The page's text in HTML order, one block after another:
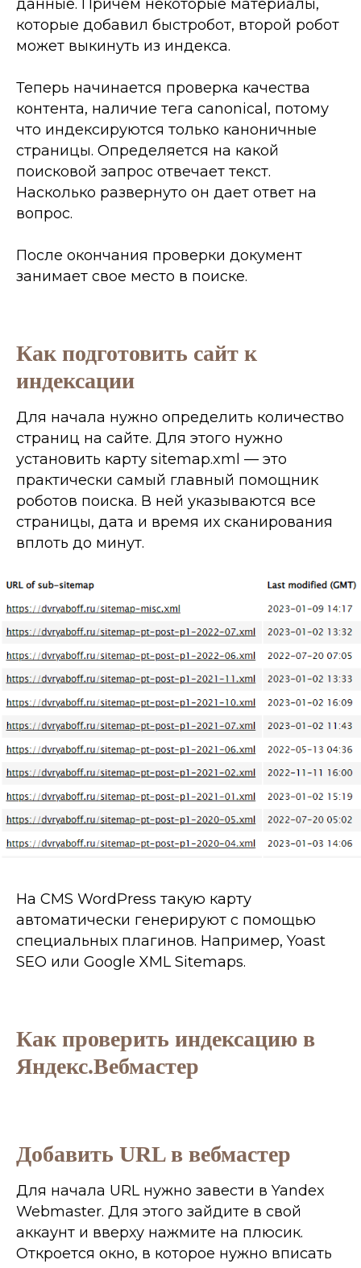
Урок "Как я
давал
гарантии на
SEO"
Этап № 4
Позиционка,
выход в ТОП
Главный этап курса! В рамках
этого занятия я покажу как
Когда страницы с виду и в
порядке,
Результат
Сайт подтянется
по позициям и
покажет рост
Продолжительность
урока 42 мин 03 сек
Спикер курса
Антон Маркин и я
покажу тебе
2023 года
Еще не знаком со мной?
Посмотри это видео
Бонус № 1
SEO чек-лист из
SEO
данные. Причем некоторые материалы,
которые добавил быстробот, второй робот
может выкинуть из индекса.
Теперь начинается проверка качества
контента, наличие тега canonical, потому
что индексируются только каноничные
страницы. Определяется на какой
поисковой запрос отвечает текст.
Насколько развернуто он дает ответ на
вопрос.
После окончания проверки документ
занимает свое место в поиске.
Как подготовить сайт к
индексации
Для начала нужно определить количество
страниц на сайте. Для этого нужно
установить карту sitemap.xml — это
практически самый главный помощник
роботов поиска. В ней указываются все
страницы, дата и время их сканирования
вплоть до минут.
На CMS WordPress такую карту
автоматически генерируют с помощью
специальных плагинов. Например, Yoast
SEO или Google XML Sitemaps.
Как проверить индексацию в
Яндекс.Вебмастер
Добавить URL в вебмастер
Для начала URL нужно завести в Yandex
Webmaster. Для этого зайдите в свой
аккаунт и вверху нажмите на плюсик.
Откроется окно, в которое нужно вписать